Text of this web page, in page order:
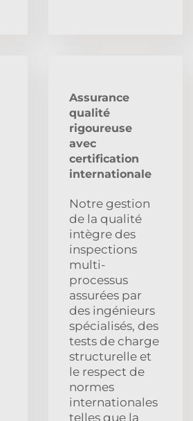
Assurance
qualité
rigoureuse
avec
certification
internationale
Notre gestion
de la qualité
intègre des
inspections
multi-
processus
assurées par
des ingénieurs
spécialisés, des
tests de charge
structurelle et
le respect de
normes
internationales
telles que la